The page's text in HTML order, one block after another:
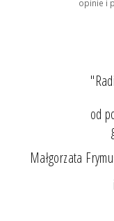
opinie i
od
Małgorzata